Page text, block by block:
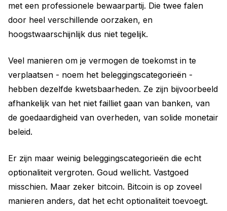
met een professionele bewaarpartij. Die twee falen
door heel verschillende oorzaken, en
hoogstwaarschijnlijk dus niet tegelijk.
Veel manieren om je vermogen de toekomst in te
verplaatsen - noem het beleggingscategorieën -
hebben dezelfde kwetsbaarheden. Ze zijn bijvoorbeeld
afhankelijk van het niet failliet gaan van banken, van
de goedaardigheid van overheden, van solide monetair
beleid.
Er zijn maar weinig beleggingscategorieën die echt
optionaliteit vergroten. Goud wellicht. Vastgoed
misschien. Maar zeker bitcoin. Bitcoin is op zoveel
manieren anders, dat het echt optionaliteit toevoegt.